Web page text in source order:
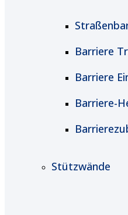
Barriere
Barriere
Barriere-
Stützwände